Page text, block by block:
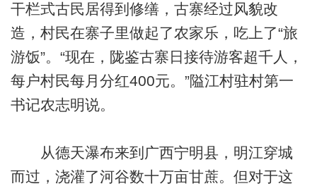
干栏式古民居得到修缮，古寨经过风貌改
造，村民在寨子里做起了农家乐，吃上了“旅
游饭”。“现在，陇鉴古寨日接待游客超千人，
每户村民每月分红400元。”隘江村驻村第一
书记农志明说。
从德天瀑布来到广西宁明县，明江穿城
而过，浇灌了河谷数十万亩甘蔗。但对于这